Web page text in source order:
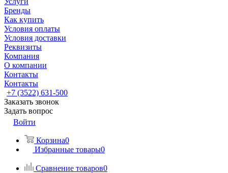
Бренды
Как купить
Условия оплаты
Условия доставки
Реквизиты
Компания
О компании
Контакты
Контакты
+7 (3522) 631-500
Заказать звонок
Задать вопрос
Войти
Корзина0
Избранные товары0
Сравнение товаров0